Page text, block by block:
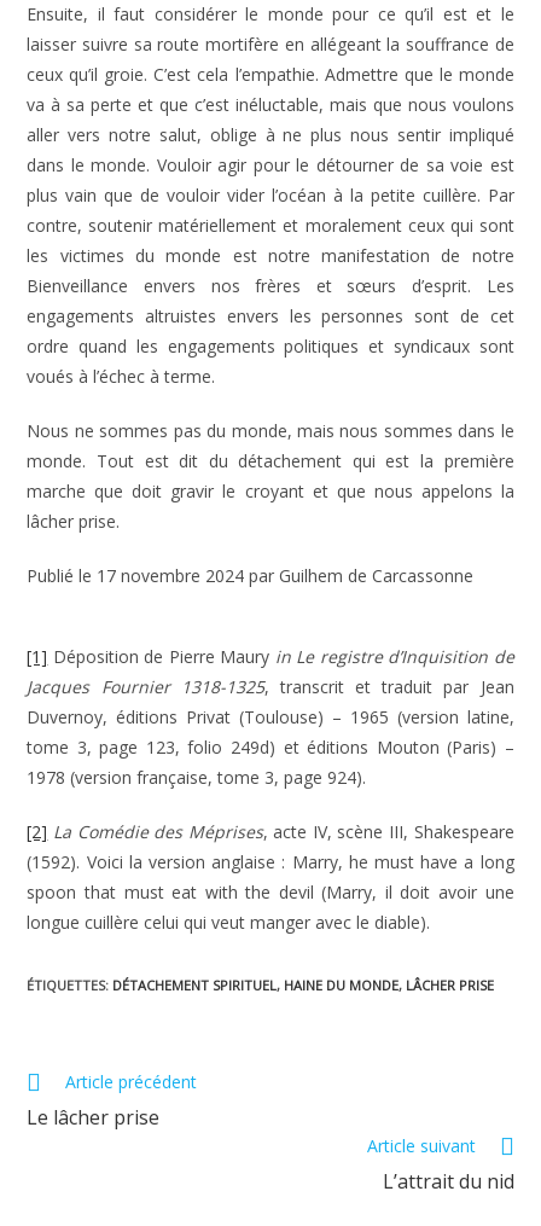
Ensuite, il faut considérer le monde pour ce qu’il est et le
laisser suivre sa route mortifère en allégeant la souffrance de
ceux qu’il groie. C’est cela l’empathie. Admettre que le monde
va à sa perte et que c’est inéluctable, mais que nous voulons
aller vers notre salut, oblige à ne plus nous sentir impliqué
dans le monde. Vouloir agir pour le détourner de sa voie est
plus vain que de vouloir vider l’océan à la petite cuillère. Par
contre, soutenir matériellement et moralement ceux qui sont
les victimes du monde est notre manifestation de notre
Bienveillance envers nos frères et sœurs d’esprit. Les
engagements altruistes envers les personnes sont de cet
ordre quand les engagements politiques et syndicaux sont
voués à l’échec à terme.
Nous ne sommes pas du monde, mais nous sommes dans le
monde. Tout est dit du détachement qui est la première
marche que doit gravir le croyant et que nous appelons la
lâcher prise.
Publié le 17 novembre 2024 par Guilhem de Carcassonne
[1] Déposition de Pierre Maury in Le registre d’Inquisition de
Jacques Fournier 1318-1325, transcrit et traduit par Jean
Duvernoy, éditions Privat (Toulouse) – 1965 (version latine,
tome 3, page 123, folio 249d) et éditions Mouton (Paris) –
1978 (version française, tome 3, page 924).
[2] La Comédie des Méprises, acte IV, scène III, Shakespeare
(1592). Voici la version anglaise : Marry, he must have a long
spoon that must eat with the devil (Marry, il doit avoir une
longue cuillère celui qui veut manger avec le diable).
ÉTIQUETTES: DÉTACHEMENT SPIRITUEL, HAINE DU MONDE, LÂCHER PRISE
Read
articles
Article précédent
Le lâcher prise
Article suivant
L’attrait du nid